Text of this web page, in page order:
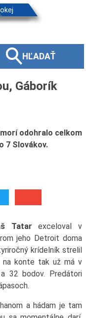
HĽADAŤ
Gáborík
odohralo celkom
7 Slovákov.
Tatar exceloval v
jeho Detroit doma
krídelník strelil
na konte tak už má v
32 bodov. Predátori
a hádam je tam